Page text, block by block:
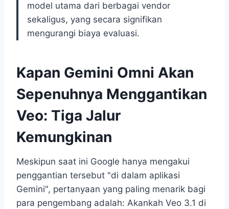
model utama dari berbagai vendor
sekaligus, yang secara signifikan
mengurangi biaya evaluasi.
Kapan Gemini Omni Akan
Sepenuhnya Menggantikan
Veo: Tiga Jalur
Kemungkinan
Meskipun saat ini Google hanya mengakui
penggantian tersebut "di dalam aplikasi
Gemini", pertanyaan yang paling menarik bagi
para pengembang adalah: Akankah Veo 3.1 di